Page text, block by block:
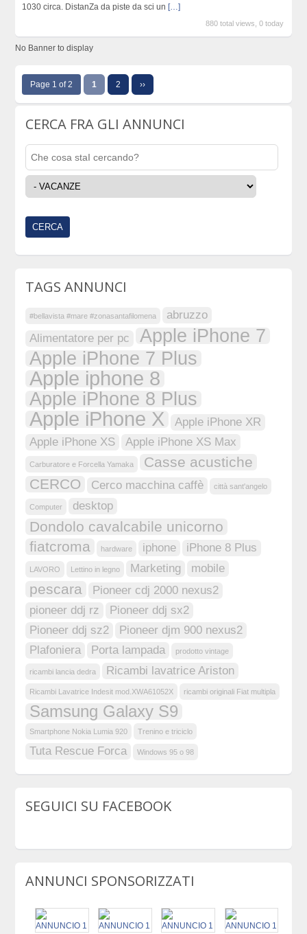
1030 circa. DistanZa da piste da sci un […]
880 total views, 0 today
No Banner to display
Page 1 of 2 1 2 ››
CERCA FRA GLI ANNUNCI
TAGS ANNUNCI
#bellavista #mare #zonasantafilomena
abruzzo
Alimentatore per pc
Apple iPhone 7
Apple iPhone 7 Plus
Apple iphone 8
Apple iPhone 8 Plus
Apple iPhone X
Apple iPhone XR
Apple iPhone XS
Apple iPhone XS Max
Carburatore e Forcella Yamaka
Casse acustiche
CERCO
Cerco macchina caffè città sant'angelo
Computer desktop
Dondolo cavalcabile unicorno
fiatcroma
hardware iphone iPhone 8 Plus
LAVORO Lettino in legno Marketing mobile
pescara
Pioneer cdj 2000 nexus2
pioneer ddj rz
Pioneer ddj sx2
Pioneer ddj sz2
Pioneer djm 900 nexus2
Plafoniera
Porta lampada prodotto vintage
ricambi lancia dedra Ricambi lavatrice Ariston
Ricambi Lavatrice Indesit mod.XWA61052X ricambi originali Fiat multipla
Samsung Galaxy S9
Smartphone Nokia Lumia 920 Trenino e triciclo
Tuta Rescue Forca Windows 95 o 98
SEGUICI SU FACEBOOK
ANNUNCI SPONSORIZZATI